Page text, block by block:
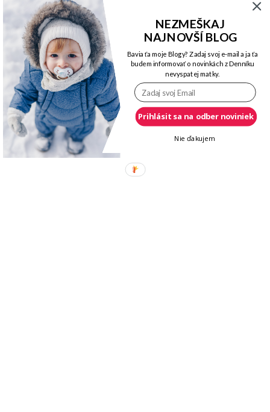
CELÝ ROZHOVOR TU:
Prihlásit sa na odber noviniek
NEZMEŠKAJ
NAJNOVŠÍ BLOG
Bavia ťa moje Blogy? Zadaj svoj e-mail a ja ťa
budem informovať o novinkách z Denníku
nevyspatej matky.
Nie ďakujem